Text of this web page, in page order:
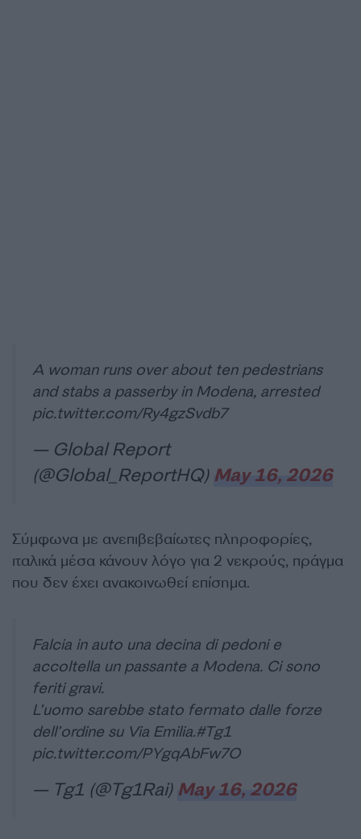
A woman runs over about ten pedestrians
and stabs a passerby in Modena, arrested
pic.twitter.com/Ry4gzSvdb7
— Global Report
(@Global_ReportHQ) May 16, 2026
Σύμφωνα με ανεπιβεβαίωτες πληροφορίες,
ιταλικά μέσα κάνουν λόγο για 2 νεκρούς, πράγμα
που δεν έχει ανακοινωθεί επίσημα.
Falcia in auto una decina di pedoni e
accoltella un passante a Modena. Ci sono
feriti gravi.
L’uomo sarebbe stato fermato dalle forze
dell’ordine su Via Emilia.#Tg1
pic.twitter.com/PYgqAbFw7O
— Tg1 (@Tg1Rai) May 16, 2026